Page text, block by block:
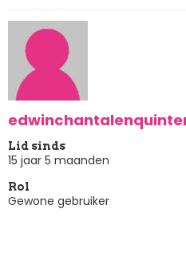
Lid sinds
15 jaar 5 maanden
Rol
Gewone gebruiker